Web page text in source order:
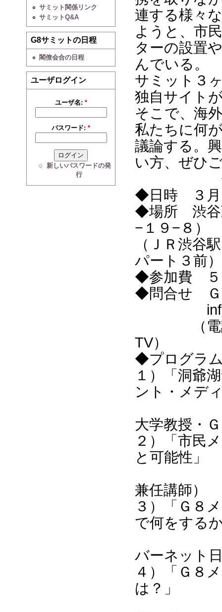
サミット関係リンク
サミットQ&A
G8サミットの日程
閣僚会合の日程
ユーザログイン
ユーザ名: *
パスワード:*
新しいパスワードの発
行
連する様々
ようと、市
ターの設置
んでいる。
サミット３
独自サイト
そこで、海
私たちに何
議論する。
い方、ぜひ
◇
◆日時 ３月
◆場所 渋谷
−１９−８）
（ＪＲ渋谷
パート３前）
◆参加費 ５
◆問合せ Ｇ
（電話
TV）
◆プログラ
１）「洞爺
ント・メデ
大学教授・
２）「市民
と可能性」
兼任講師）
３）「Ｇ８
で何をする
バーネット
４）「Ｇ８
は？」